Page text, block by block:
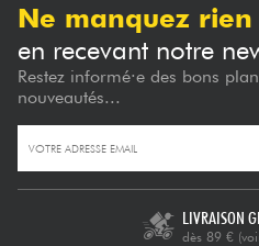
Ne manquez rien
en recevant notre
Restez informé·e des bons
nouveautés...
LIVRAISON
dès 89 €